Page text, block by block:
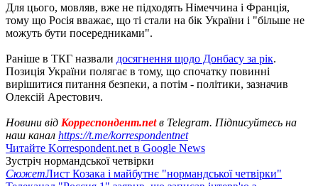
Для цього, мовляв, вже не підходять Німеччина і Франція,
тому що Росія вважає, що ті стали на бік України і "більше не
можуть бути посередниками".
Раніше в ТКГ назвали досягнення щодо Донбасу за рік.
Позиція України полягає в тому, що спочатку повинні
вирішитися питання безпеки, а потім - політики, зазначив
Олексій Арестович.
Новини від Корреспондент.netв Telegram. Підписуйтесь на
наш канал https://t.me/korrespondentnet
Читайте Korrespondent.net в Google News
Зустріч нормандської четвірки
СюжетЛист Козака і майбутнє "нормандської четвірки"